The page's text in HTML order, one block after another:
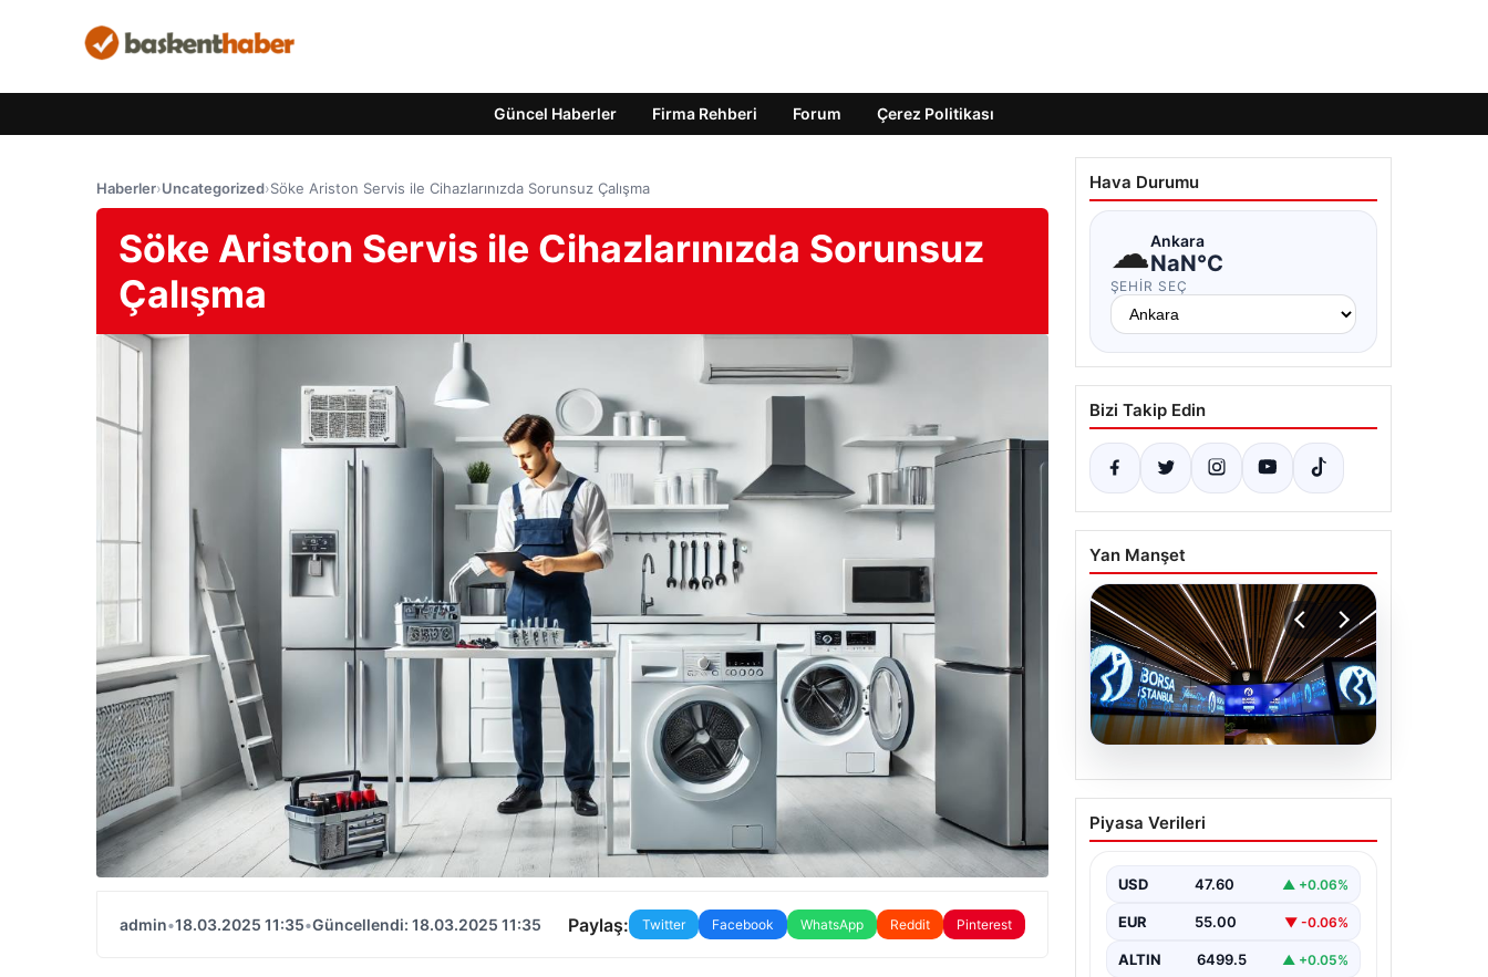
Güncel Haberler Firma Rehberi Forum Çerez Politikası
Haberler›Uncategorized›Söke Ariston Servis ile Cihazlarınızda Sorunsuz Çalışma
Söke Ariston Servis ile Cihazlarınızda Sorunsuz
Çalışma
admin•18.03.2025 11:35•Güncellendi: 18.03.2025 11:35 Paylaş: Twitter Facebook WhatsApp Reddit Pinterest
Hava Durumu
☁Ankara
NaN°C
ŞEHIR SEÇ
Bizi Takip Edin
Yan Manşet
05.08.2026
Yatırım araçlarının
haftalık performansı
Piyasa Verileri
USD 47.60 ▲ +0.06%
EUR 55.00 ▼ -0.06%
ALTIN 6499.5 ▲ +0.05%